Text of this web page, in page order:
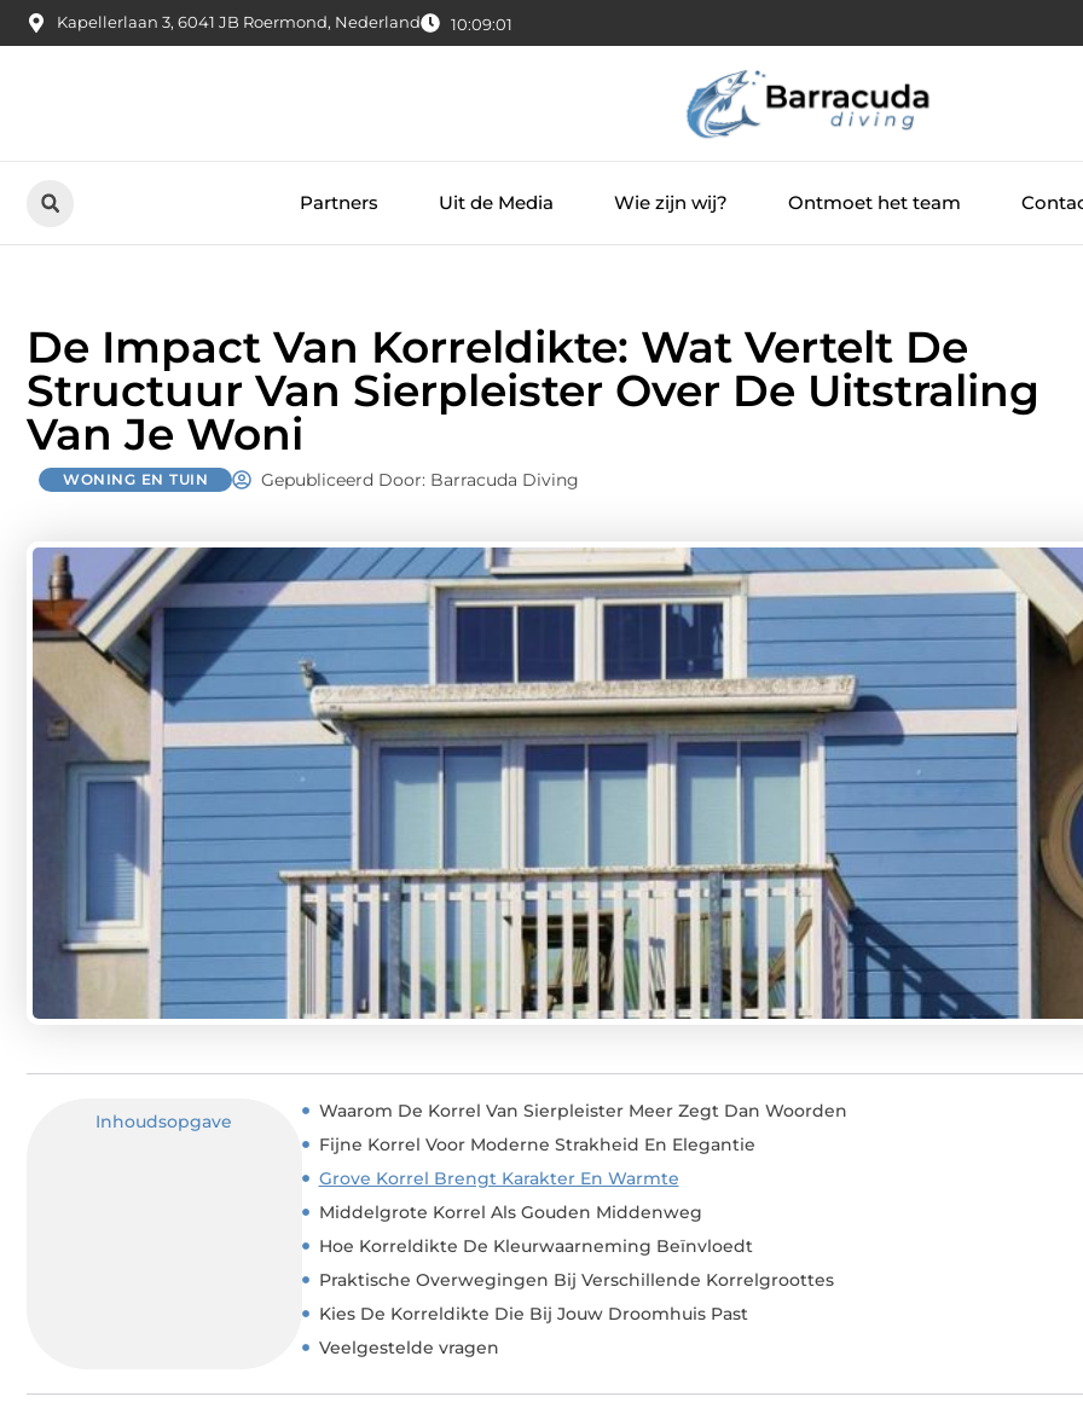
Kapellerlaan 3, 6041 JB Roermond, Nederland 10:09:02
Partners Uit de Media Wie zijn wij? Ontmoet het team
De Impact Van Korreldikte: Wat Vertelt De
Structuur Van Sierpleister Over De Uitstraling
Van Je Woni
WONING EN TUIN Gepubliceerd Door: Barracuda Diving
Inhoudsopgave
Waarom De Korrel Van Sierpleister Meer Zegt Dan Woorden
Fijne Korrel Voor Moderne Strakheid En Elegantie
Grove Korrel Brengt Karakter En Warmte
Middelgrote Korrel Als Gouden Middenweg
Hoe Korreldikte De Kleurwaarneming Beïnvloedt
Praktische Overwegingen Bij Verschillende Korrelgroottes
Kies De Korreldikte Die Bij Jouw Droomhuis Past
Veelgestelde vragen